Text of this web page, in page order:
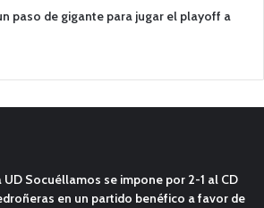
paso de gigante para jugar el playoff a
UD Socuéllamos se impone por 2-1 al CD
en un partido benéfico a favor de